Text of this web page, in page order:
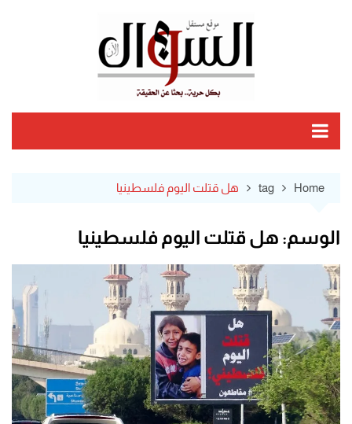
Home
tag هل قتلت اليوم فلسطينيا
الوسم: هل قتلت اليوم فلسطينيا